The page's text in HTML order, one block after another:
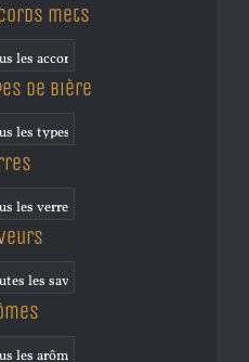
mets
de bière